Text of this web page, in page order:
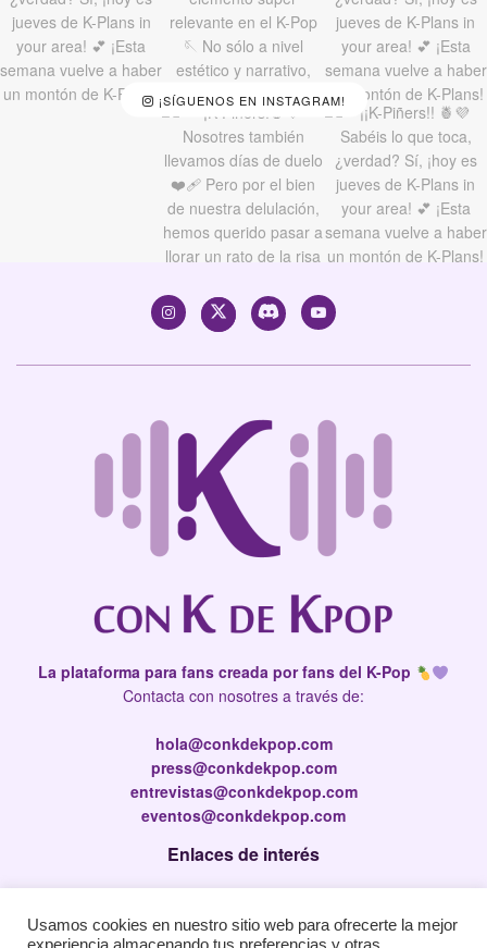
¡SÍGUENOS EN INSTAGRAM!
La plataforma para fans creada por fans del K-Pop
Contacta con nosotres a través de:
hola@conkdekpop.com
press@conkdekpop.com
entrevistas@conkdekpop.com
eventos@conkdekpop.com
Enlaces de interés
Política de privacidad
Usamos cookies en nuestro sitio web para ofrecerte la mejor